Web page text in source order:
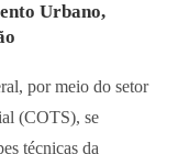
Urbano,
por meio do setor
(COTS), se
técnicas da